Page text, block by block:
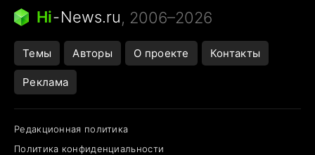
Ядовитые пауки России
Города в ядерной войне
Открытие в Google Maps
Hi-News.ru, 2006–2026
Темы Авторы О проекте Контакты
Реклама
Редакционная политика
Политика конфиденциальности